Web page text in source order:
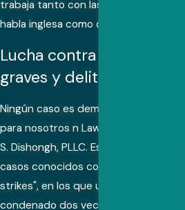
trabaja tanto con las comunidades de
habla inglesa como de habla hispana.
Lucha contra delitos
graves y delitos menores
Ningún caso es demasiado complicado
para nosotros n Law Office of Jeremy
S. Dishongh, PLLC. Esto incluye los
casos conocidos como de "tres
strikes", en los que un acusado
condenado dos veces se enfrenta a